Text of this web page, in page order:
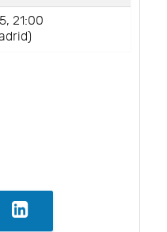
21:00